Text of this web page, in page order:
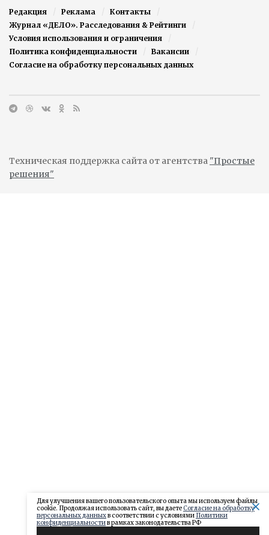
Редакция Реклама
Контакты
Журнал «ДЕЛО». Расследования & Рейтинги
Условия использования и ограничения
Политика конфиденциальности
Вакансии
Согласие на обработку персональных данных
Техническая поддержка сайта от агентства "Простые
решения"
Для улучшения вашего пользовательского опыта мы используем файлы
cookie. Продолжая использовать сайт, вы даетеСогласие на обработку
персональных данныхв соответствии с условиями Политики
конфиденциальностив рамках законодательства РФ